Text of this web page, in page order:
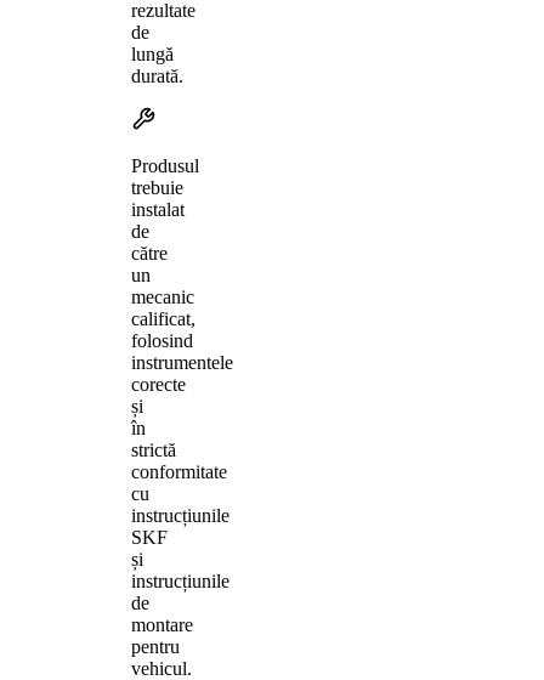
rezultate
de
lungă
durată.
Produsul
trebuie
instalat
de
către
un
mecanic
calificat,
folosind
instrumentele
corecte
și
în
strictă
conformitate
cu
instrucțiunile
SKF
și
instrucțiunile
de
montare
pentru
vehicul.